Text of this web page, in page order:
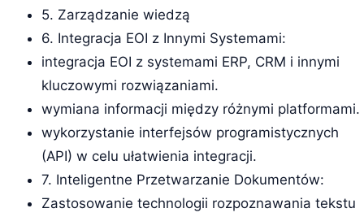
5. Zarządzanie wiedzą
6. Integracja EOI z Innymi Systemami:
integracja EOI z systemami ERP, CRM i innymi
kluczowymi rozwiązaniami.
wymiana informacji między różnymi platformami.
wykorzystanie interfejsów programistycznych
(API) w celu ułatwienia integracji.
7. Inteligentne Przetwarzanie Dokumentów:
Zastosowanie technologii rozpoznawania tekstu